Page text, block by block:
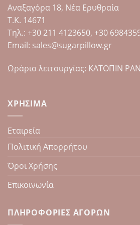
να
στη
σελίδα
του
Αναξαγόρα 18, Νέα Ερυθραία
Τ.Κ. 14671
Tηλ.: +30 211 4123650, +30
Email: sales@sugarpillow.gr
Ωράριο λειτουργίας: ΚΑΤΟΠΙΝ
ΧΡΉΣΙΜΑ
Εταιρεία
Πολιτική Απορρήτου
Όροι Χρήσης
Επικοινωνία
ΠΛΗΡΟΦΟΡΊΕΣ ΑΓΟΡΏΝ